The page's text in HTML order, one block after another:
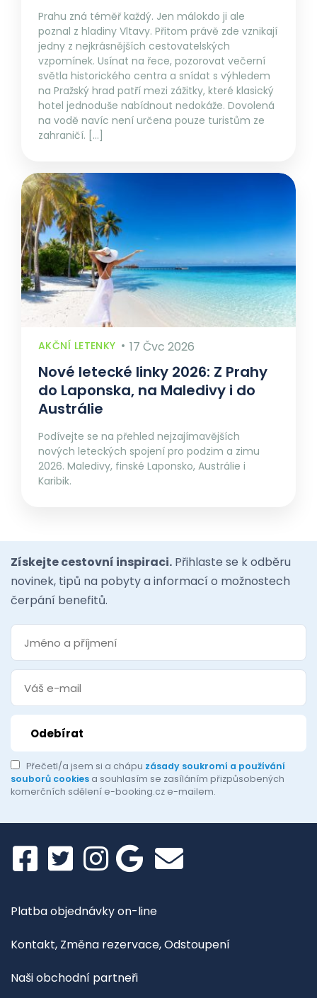
Prahu zná téměř každý. Jen málokdo ji ale
poznal z hladiny Vltavy. Přitom právě zde vznikají
jedny z nejkrásnějších cestovatelských
vzpomínek. Usínat na řece, pozorovat večerní
světla historického centra a snídat s výhledem
na Pražský hrad patří mezi zážitky, které klasický
hotel jednoduše nabídnout nedokáže. Dovolená
na vodě navíc není určena pouze turistům ze
zahraničí. […]
AKČNÍ LETENKY 17 Čvc 2026
Nové letecké linky 2026: Z Prahy
do Laponska, na Maledivy i do
Austrálie
Podívejte se na přehled nejzajímavějších
nových leteckých spojení pro podzim a zimu
2026. Maledivy, finské Laponsko, Austrálie i
Karibik.
Získejte cestovní inspiraci. Přihlaste se k odběru
novinek, tipů na pobyty a informací o možnostech
čerpání benefitů.
Přečetl/a jsem si a chápu zásady soukromí a používání
souborů cookies a souhlasím se zasíláním přizpůsobených
komerčních sdělení e-booking.cz e-mailem.
Platba objednávky on-line
Kontakt, Změna rezervace, Odstoupení
Naši obchodní partneři